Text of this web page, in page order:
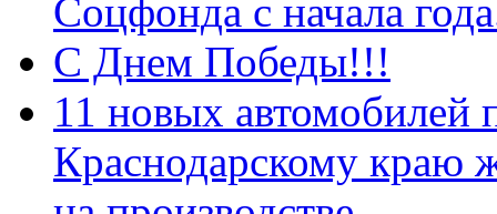
Соцфонда с начала
С Днем Победы!!!
11 новых автомобилей
Краснодарскому краю